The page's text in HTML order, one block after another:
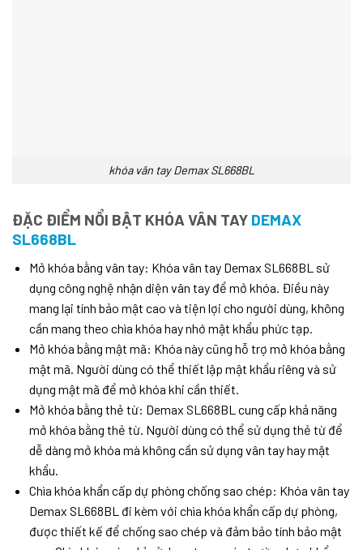
khóa vân tay Demax SL668BL
ĐẶC ĐIỂM NỔI BẬT KHÓA VÂN TAY DEMAX
SL668BL
Mở khóa bằng vân tay: Khóa vân tay Demax SL668BL sử
dụng công nghệ nhận diện vân tay để mở khóa. Điều này
mang lại tính bảo mật cao và tiện lợi cho người dùng, không
cần mang theo chìa khóa hay nhớ mật khẩu phức tạp.
Mở khóa bằng mật mã: Khóa này cũng hỗ trợ mở khóa bằng
mật mã. Người dùng có thể thiết lập mật khẩu riêng và sử
dụng mật mã để mở khóa khi cần thiết.
Mở khóa bằng thẻ từ: Demax SL668BL cung cấp khả năng
mở khóa bằng thẻ từ. Người dùng có thể sử dụng thẻ từ để
dễ dàng mở khóa mà không cần sử dụng vân tay hay mật
khẩu.
Chìa khóa khẩn cấp dự phòng chống sao chép: Khóa vân tay
Demax SL668BL đi kèm với chìa khóa khẩn cấp dự phòng,
được thiết kế để chống sao chép và đảm bảo tính bảo mật